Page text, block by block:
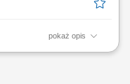
pokaż opis
w punkcie stacjonarnym